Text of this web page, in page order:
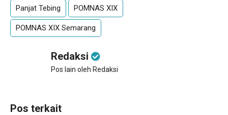
Panjat Tebing POMNAS XIX
POMNAS XIX Semarang
Redaksi
Pos lain oleh Redaksi
Pos terkait